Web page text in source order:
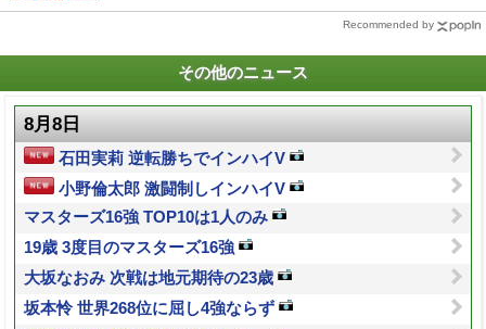
Recommended by
その他のニュース
8月8日
石田実莉 逆転勝ちでインハイV
小野倫太郎 激闘制しインハイV
マスターズ16強 TOP10は1人のみ
19歳 3度目のマスターズ16強
大坂なおみ 次戦は地元期待の23歳
坂本怜 世界268位に屈し4強ならず